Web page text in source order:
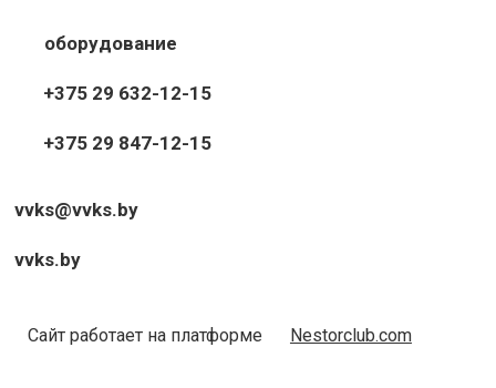
оборудование
+375 29 632-12-15
+375 29 847-12-15
vvks@vvks.by
vvks.by
Сайт работает на платформе Nestorclub.com